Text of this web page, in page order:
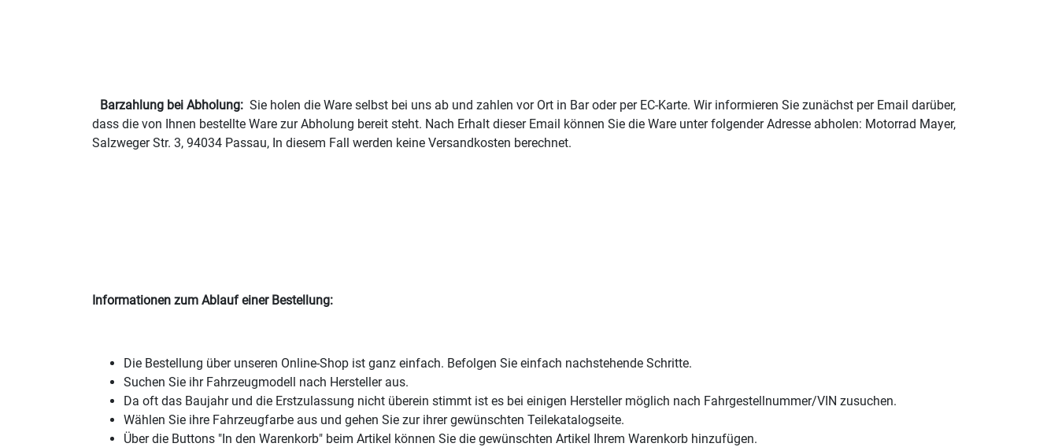
Barzahlung bei Abholung: Sie holen die Ware selbst bei uns ab und zahlen vor Ort in Bar oder per EC-Karte. Wir informieren Sie zunächst per Email darüber,
dass die von Ihnen bestellte Ware zur Abholung bereit steht. Nach Erhalt dieser Email können Sie die Ware unter folgender Adresse abholen: Motorrad Mayer,
Salzweger Str. 3, 94034 Passau, In diesem Fall werden keine Versandkosten berechnet.
Informationen zum Ablauf einer Bestellung:
Die Bestellung über unseren Online-Shop ist ganz einfach. Befolgen Sie einfach nachstehende Schritte.
Suchen Sie ihr Fahrzeugmodell nach Hersteller aus.
Da oft das Baujahr und die Erstzulassung nicht überein stimmt ist es bei einigen Hersteller möglich nach Fahrgestellnummer/VIN zusuchen.
Wählen Sie ihre Fahrzeugfarbe aus und gehen Sie zur ihrer gewünschten Teilekatalogseite.
Über die Buttons "In den Warenkorb" beim Artikel können Sie die gewünschten Artikel Ihrem Warenkorb hinzufügen.